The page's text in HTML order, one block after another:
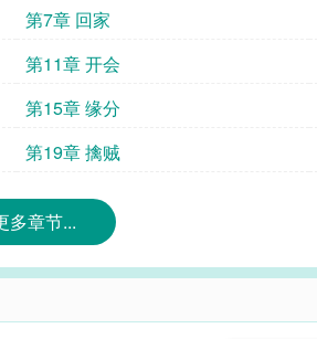
第7章 回家
第11章 开会
第15章 缘分
第19章 擒贼
多章节...